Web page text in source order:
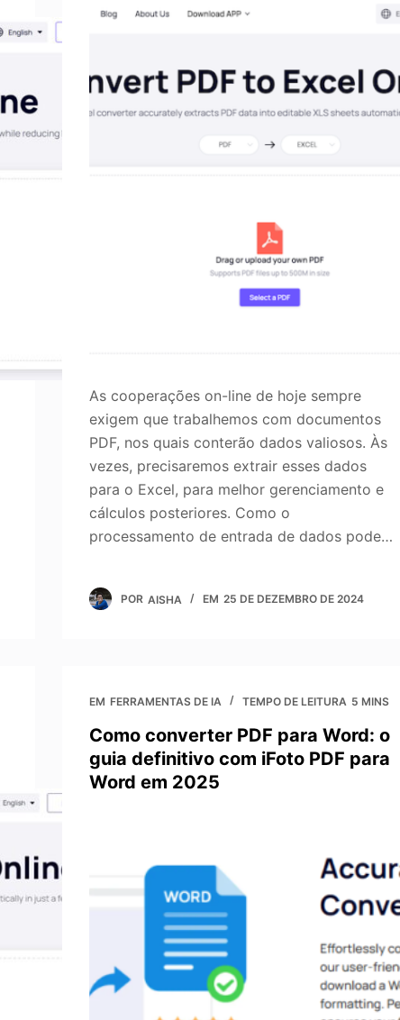
As cooperações on-line de hoje sempre
exigem que trabalhemos com documentos
PDF, nos quais conterão dados valiosos. Às
vezes, precisaremos extrair esses dados
para o Excel, para melhor gerenciamento e
cálculos posteriores. Como o
processamento de entrada de dados pode…
POR AISHA EM 25 DE DEZEMBRO DE 2024
EM FERRAMENTAS DE IA TEMPO DE LEITURA 5 MINS
Como converter PDF para Word: o
guia definitivo com iFoto PDF para
Word em 2025